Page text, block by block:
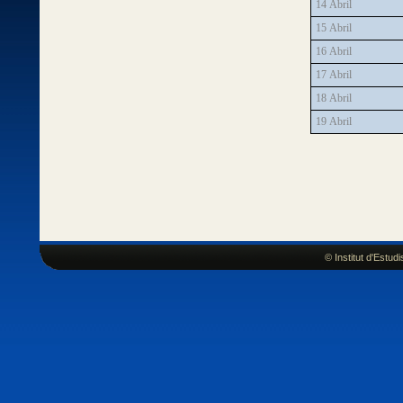
14 Abril
15 Abril
16 Abril
17 Abril
18 Abril
19 Abril
© Institut